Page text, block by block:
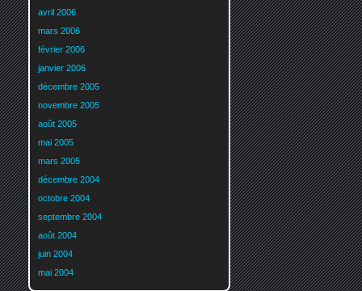
avril 2006
mars 2006
février 2006
janvier 2006
décembre 2005
novembre 2005
août 2005
mai 2005
mars 2005
décembre 2004
octobre 2004
septembre 2004
août 2004
juin 2004
mai 2004